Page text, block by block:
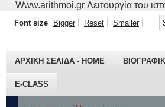
Www.arithmoi.gr Λειτουργία του
ΑΡΧΙΚΗ ΣΕΛΙΔΑ - HOME
E-CLASS
Font size Bigger Reset Smaller